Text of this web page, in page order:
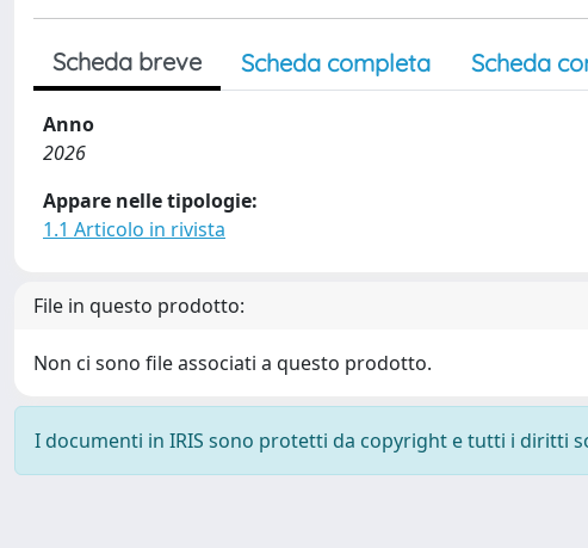
Scheda breve Scheda completa Scheda
Anno
2026
Appare nelle tipologie:
1.1 Articolo in rivista
File in questo prodotto:
Non ci sono file associati a questo prodotto.
I documenti in IRIS sono protetti da copyright e tutti i diritti